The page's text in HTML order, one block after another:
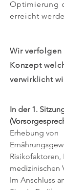
Optimierung
erreicht
Wir
Konzept
verwirklicht
In der 1.
Erhebung von
medizinischen
Im Anschluss